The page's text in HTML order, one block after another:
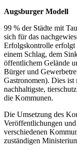
Augsburger Modell
99 % der Städte mit
sich für das
Erfolgskontrolle erfolgt
einem Schlag, dem
öffentlichem Gelände
Bürger und
Gastronomen). Dies
nachhaltigste,
die Kommunen.
Die Umsetzung des
Veröffentlichungen
verschiedenen
zuständigen